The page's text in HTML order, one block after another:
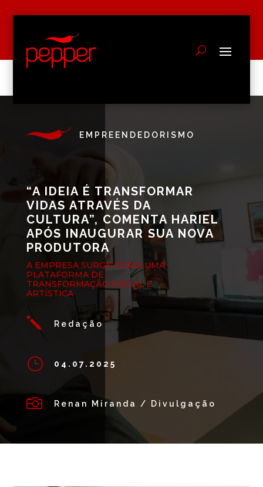
EMPREENDEDORISMO
“A IDEIA É TRANSFORMAR
VIDAS ATRAVÉS DA
CULTURA”, COMENTA HARIEL
APÓS INAUGURAR SUA NOVA
PRODUTORA
A EMPRESA SURGE COMO UMA
PLATAFORMA DE
TRANSFORMAÇÃO SOCIAL E
ARTÍSTICA
j Redação
} 04.07.2025
 Renan Miranda / Divulgação